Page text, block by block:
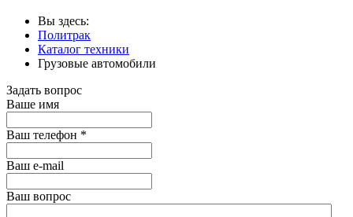
Вы здесь:
Политрак
Каталог техники
Грузовые автомобили
Задать вопрос
Ваше имя
Ваш телефон *
Ваш е-mail
Ваш вопрос